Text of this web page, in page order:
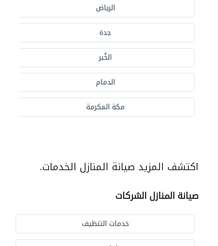
الرياض
جدة
الخُبر
الدمام
مكة المكرمة
اكتشف المزيد صيانة المنازل الخدمات.
صيانة المنازل الشركات
خدمات التنظيف